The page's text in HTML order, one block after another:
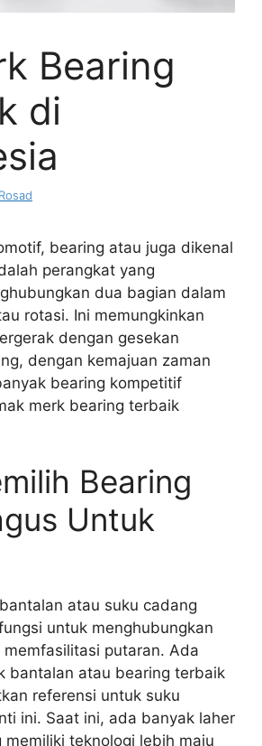
Bearing
di
bearing atau juga dikenal
perangkat yang
dua bagian dalam
rotasi. Ini memungkinkan
dengan gesekan
dengan kemajuan zaman
bearing kompetitif
merk bearing terbaik
Bearing
Untuk
atau suku cadang
untuk menghubungkan
putaran. Ada
bantalan atau bearing terbaik
referensi untuk suku
ini. Saat ini, ada banyak laher
memiliki teknologi lebih maju